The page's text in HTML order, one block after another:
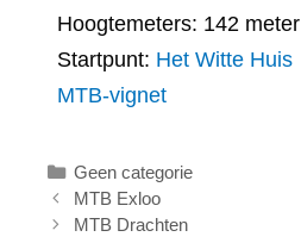
Hoogtemeters: 142 meter
Startpunt: Het Witte Huis
MTB-vignet
Categorieën
Geen categorie
MTB Exloo
MTB Drachten